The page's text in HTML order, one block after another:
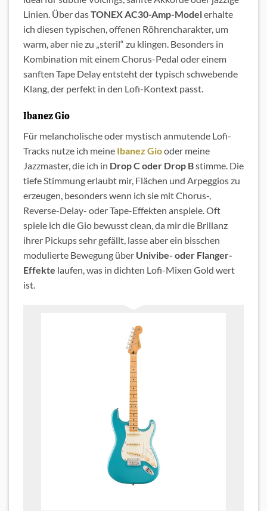
Linien. Über dasTONEX AC30-Amp-Modelerhalte
ich diesen typischen, offenen Röhrencharakter, um
warm, aber nie zu „steril“ zu klingen. Besonders in
Kombination mit einem Chorus-Pedal oder einem
sanften Tape Delay entsteht der typisch schwebende
Klang, der perfekt in den Lofi-Kontext passt.
Ibanez Gio
Für melancholische oder mystisch anmutende Lofi-
Tracks nutze ich meine Ibanez Giooder meine
Jazzmaster, die ich in Drop C oder Drop Bstimme. Die
tiefe Stimmung erlaubt mir, Flächen und Arpeggios zu
erzeugen, besonders wenn ich sie mit Chorus-,
Reverse-Delay- oder Tape-Effekten anspiele. Oft
spiele ich die Gio bewusst clean, da mir die Brillanz
ihrer Pickups sehr gefällt, lasse aber ein bisschen
modulierte Bewegung über Univibe- oder Flanger-
Effekte laufen, was in dichten Lofi-Mixen Gold wert
ist.